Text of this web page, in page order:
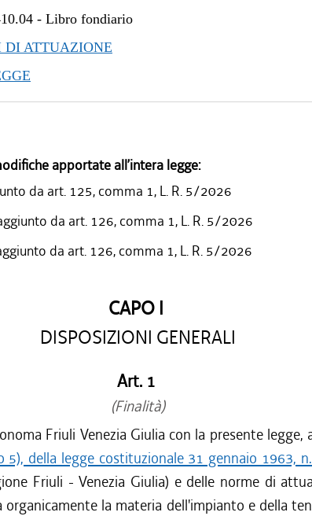
-Libro fondiario
DI ATTUAZIONE
apportate all’intera legge:
da art. 125, comma 1, L. R. 5/2026
da art. 126, comma 1, L. R. 5/2026
da art. 126, comma 1, L. R. 5/2026
CAPO I
DISPOSIZIONI GENERALI
Art. 1
(Finalità)
Friuli Venezia Giulia con la presente legge,
5), della legge costituzionale 31 gennaio 1963,
Friuli - Venezia Giulia) e delle norme di
la materia dell'impianto e della